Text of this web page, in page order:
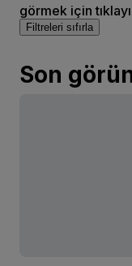
görmek için
Filtreleri sıfırla
Son